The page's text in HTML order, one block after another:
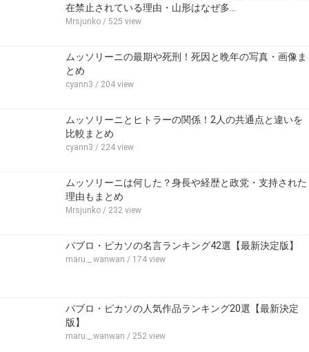
在禁止されている理由・山形はなぜ多…
Mrsjunko / 525 view
ムッソリーニの最期や死刑！死因と晩年の写真・画像ま
とめ
cyann3 / 204 view
ムッソリーニとヒトラーの関係！2人の共通点と違いを
比較まとめ
cyann3 / 224 view
ムッソリーニは何した？身長や経歴と政党・支持された
理由もまとめ
Mrsjunko / 232 view
パブロ・ピカソの名言ランキング42選【最新決定版】
maru._.wanwan / 174 view
パブロ・ピカソの人気作品ランキング20選【最新決定
版】
maru._.wanwan / 252 view